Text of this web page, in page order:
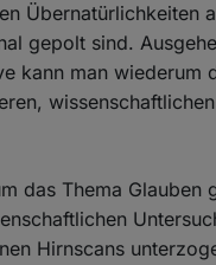
Übernatürlichkeiten
gepolt sind.
kann man wiederum
das Thema Glauben
Hirnscans